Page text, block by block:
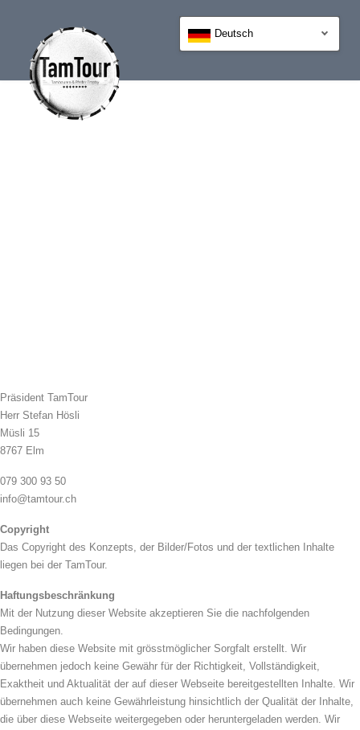
Deutsch
Präsident TamTour
Herr Stefan Hösli
Müsli 15
8767 Elm
079 300 93 50
info@tamtour.ch
Copyright
Das Copyright des Konzepts, der Bilder/Fotos und der textlichen Inhalte
liegen bei der TamTour.
Haftungsbeschränkung
Mit der Nutzung dieser Website akzeptieren Sie die nachfolgenden
Bedingungen.
Wir haben diese Website mit grösstmöglicher Sorgfalt erstellt. Wir
übernehmen jedoch keine Gewähr für der Richtigkeit, Vollständigkeit,
Exaktheit und Aktualität der auf dieser Webseite bereitgestellten Inhalte. Wir
übernehmen auch keine Gewährleistung hinsichtlich der Qualität der Inhalte,
die über diese Webseite weitergegeben oder heruntergeladen werden. Wir